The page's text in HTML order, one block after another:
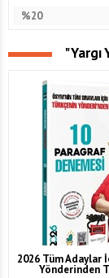
%20
"Yargı
2026 Tüm Adaylar
Yönderinden